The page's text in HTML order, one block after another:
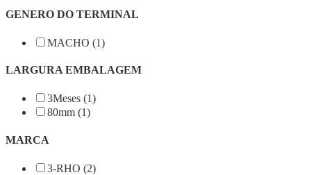
GENERO DO TERMINAL
MACHO (1)
LARGURA EMBALAGEM
3Meses (1)
80mm (1)
MARCA
3-RHO (2)